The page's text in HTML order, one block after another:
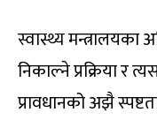
स्वास्थ्य मन्त्रालयका
निकाल्ने प्रक्रिया र
प्रावधानको अझै